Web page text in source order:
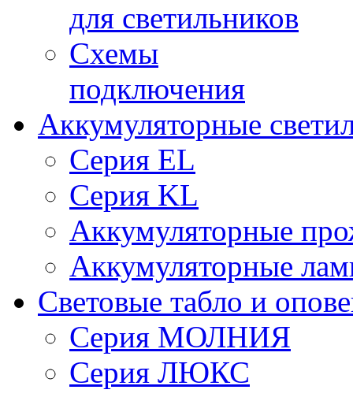
для светильников
Схемы
подключения
Аккумуляторные
Серия EL
Серия KL
Аккумуляторные
Аккумуляторные
Световые табло и
Серия МОЛНИЯ
Серия ЛЮКС